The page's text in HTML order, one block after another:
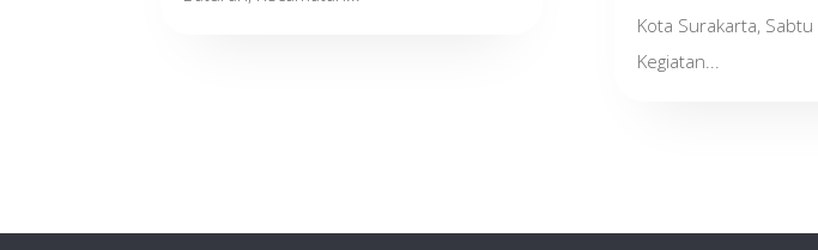
Kota Surakarta,
Kegiatan...